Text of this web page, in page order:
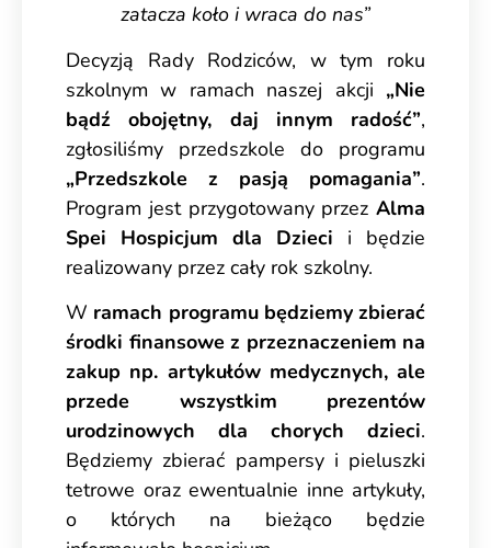
zatacza koło i wraca do nas”
Decyzją Rady Rodziców, w tym roku
szkolnym w ramach naszej akcji „Nie
bądź obojętny, daj innym radość”,
zgłosiliśmy przedszkole do programu
„Przedszkole z pasją pomagania”.
Program jest przygotowany przez Alma
Spei Hospicjum dla Dzieci i będzie
realizowany przez cały rok szkolny.
W ramach programu będziemy zbierać
środki finansowe z przeznaczeniem na
zakup np. artykułów medycznych, ale
przede wszystkim prezentów
urodzinowych dla chorych dzieci.
Będziemy zbierać pampersy i pieluszki
tetrowe oraz ewentualnie inne artykuły,
o których na bieżąco będzie